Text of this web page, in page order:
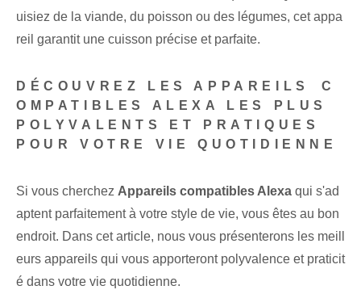
uisiez de la viande, du poisson ou des légumes, cet appa
reil garantit une cuisson précise et parfaite.
DÉCOUVREZ ​LES APPAREILS ⁢C
OMPATIBLES ALEXA LES PLUS
POLYVALENTS ET PRATIQUES⁤
POUR VOTRE VIE QUOTIDIENNE
Si vous cherchez ⁢Appareils compatibles Alexa qui s'ad
aptent parfaitement à votre style de vie, vous êtes au bon
endroit. ​Dans cet article, nous vous présenterons les meill
eurs appareils qui vous apporteront polyvalence et praticit
é dans votre vie quotidienne.